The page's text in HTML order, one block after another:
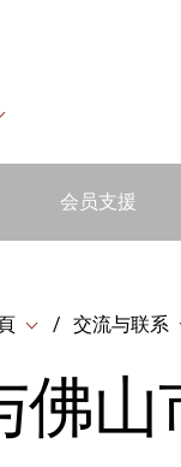
会员支援
交流与联系
佛山